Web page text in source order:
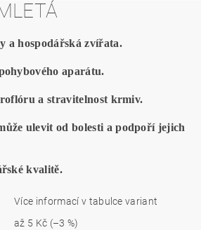
a hospodářská zvířata.
aparátu.
a stravitelnost krmiv.
ulevit od bolesti a podpoří jejich
kvalitě.
Více informací v tabulce variant
až 5 Kč (–3 %)